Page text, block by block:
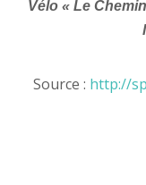
Vélo « Le
Source : http://